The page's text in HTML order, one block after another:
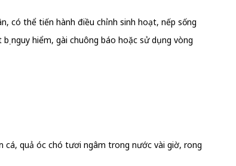
có thể tiến hành điều chỉnh sinh hoạt, nếp sống
nguy hiểm, gài chuông báo hoặc sử dụng vòng
cá, quả óc chó tươi ngâm trong nước vài giờ, rong